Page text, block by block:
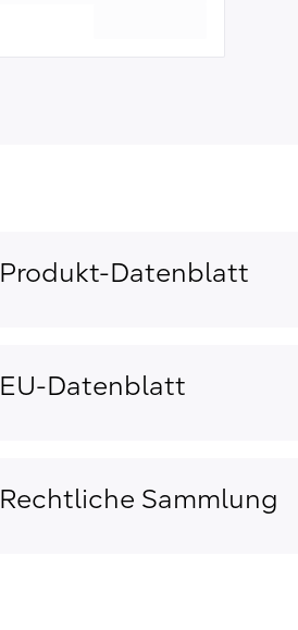
Produkt-Datenblatt
EU-Datenblatt
Rechtliche Sammlung